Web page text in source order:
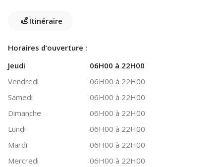
Itinéraire
Horaires d’ouverture :
Jeudi
06H00 à 22H00
Vendredi
06H00 à 22H00
Samedi
06H00 à 22H00
Dimanche
06H00 à 22H00
Lundi
06H00 à 22H00
Mardi
06H00 à 22H00
Mercredi
06H00 à 22H00